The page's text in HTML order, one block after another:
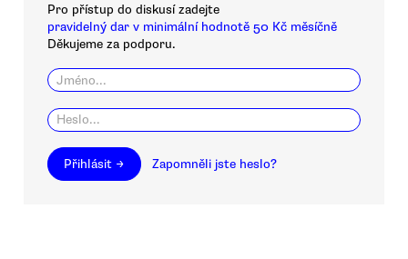
Pro přístup do diskusí zadejte
pravidelný dar v minimální hodnotě 50 Kč měsíčně
Děkujeme za podporu.
Přihlásit → Zapomněli jste heslo?